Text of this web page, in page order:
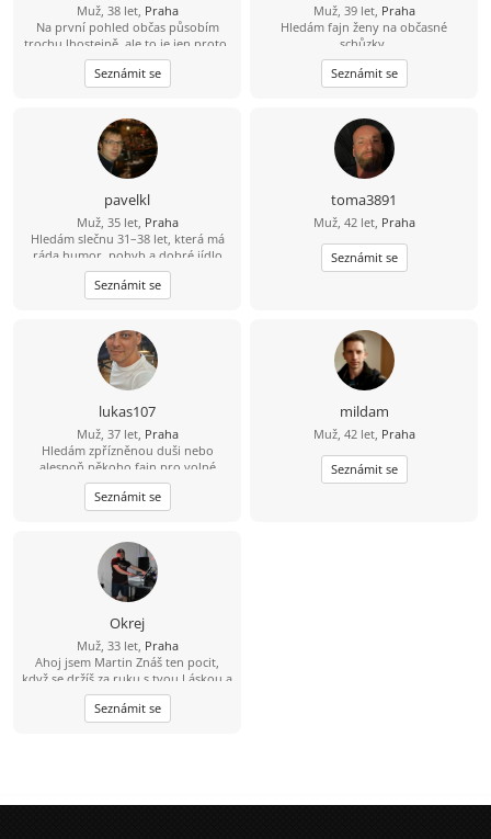
Muž, 38 let, Praha
Na první pohled občas působím
trochu lhostejně, ale to je jen proto,
že svět raději tiše vnímám, než abych
měl potřebu ho neustále
komentovat. Pokud se se mnou
přeskočí sama.
Seznámit se
Muž, 39 let, Praha
Hledám fajn ženy na občasné
schůzky.
Seznámit se
pavelkl
Muž, 35 let, Praha
Hledám slečnu 31–38 let, která má
ráda humor, pohyb a dobré jídlo
(ideálně i umí vařit ????). Mě baví
lyžování, bowling a dlouhé jízdy na
kole – 80 km beru jako výzvu, ne
bude fajn nejen na výletě, ale i doma
u večeře.
Seznámit se
toma3891
Muž, 42 let, Praha
Seznámit se
lukas107
Muž, 37 let, Praha
Hledám zpřízněnou duši nebo
alespoň někoho fajn pro volné
chvíle. ????
Seznámit se
mildam
Muž, 42 let, Praha
Seznámit se
Okrej
Muž, 33 let, Praha
Ahoj jsem Martin Znáš ten pocit,
když se držíš za ruku s tvou Láskou a
čas jakoby neexistoval? Jsem 23 let,
sympatický, svobodný, muž se
smyslem pro humor a životem
procházky, když slunce zapadá. Mám
Seznámit se